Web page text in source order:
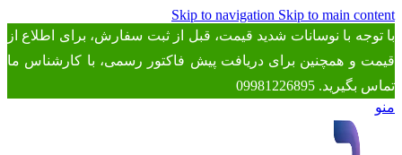
Skip to navigation Skip to main content
با توجه با نوسانات شدید قیمت، قبل از ثبت سفارش، برای اطلاع از
قیمت و همچنین برای دریافت پیش فاکتور رسمی، با کارشناس ما
تماس بگیرید. 09981226895
منو